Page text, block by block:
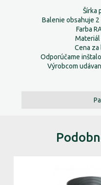
Šírka
Balenie obsahuje 2
Farba
Cena za
Odporúčame
Výrobcom